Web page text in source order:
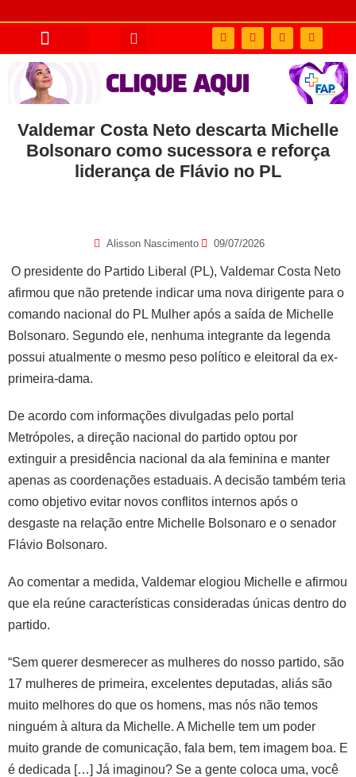
Valdemar Costa Neto descarta Michelle
Bolsonaro como sucessora e reforça
liderança de Flávio no PL
Alisson Nascimento 09/07/2026
O presidente do Partido Liberal (PL), Valdemar Costa Neto
afirmou que não pretende indicar uma nova dirigente para o
comando nacional do PL Mulher após a saída de Michelle
Bolsonaro. Segundo ele, nenhuma integrante da legenda
possui atualmente o mesmo peso político e eleitoral da ex-
primeira-dama.
De acordo com informações divulgadas pelo portal
Metrópoles, a direção nacional do partido optou por
extinguir a presidência nacional da ala feminina e manter
apenas as coordenações estaduais. A decisão também teria
como objetivo evitar novos conflitos internos após o
desgaste na relação entre Michelle Bolsonaro e o senador
Flávio Bolsonaro.
Ao comentar a medida, Valdemar elogiou Michelle e afirmou
que ela reúne características consideradas únicas dentro do
partido.
“Sem querer desmerecer as mulheres do nosso partido, são
17 mulheres de primeira, excelentes deputadas, aliás são
muito melhores do que os homens, mas nós não temos
ninguém à altura da Michelle. A Michelle tem um poder
muito grande de comunicação, fala bem, tem imagem boa. E
é dedicada […] Já imaginou? Se a gente coloca uma, você